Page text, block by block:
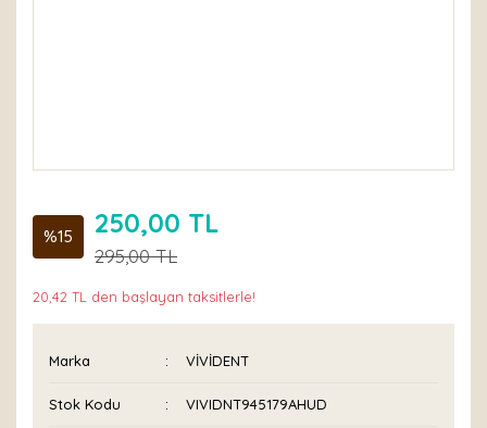
%15 250,00 TL
295,00 TL
20,42 TL den başlayan taksitlerle!
Marka VİVİDENT
Stok Kodu VIVIDNT945179AHUD